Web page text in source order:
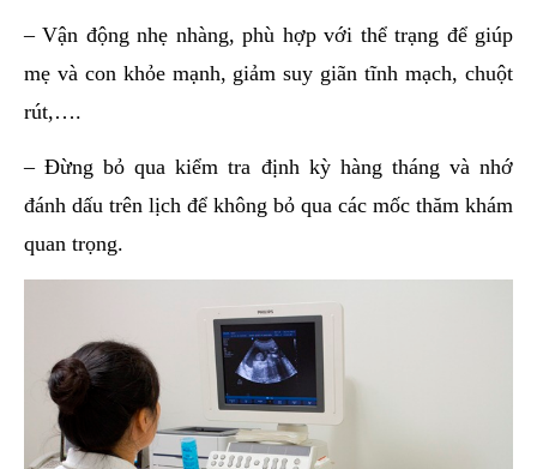
– Vận động nhẹ nhàng, phù hợp với thể trạng để giúp
mẹ và con khỏe mạnh, giảm suy giãn tĩnh mạch, chuột
rút,….
– Đừng bỏ qua kiểm tra định kỳ hàng tháng và nhớ
đánh dấu trên lịch để không bỏ qua các mốc thăm khám
quan trọng.